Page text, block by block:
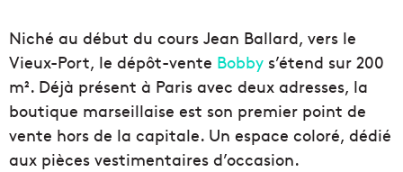
Niché au début du cours Jean Ballard, vers le
Vieux-Port, le dépôt-vente Bobby s’étend sur 200
m². Déjà présent à Paris avec deux adresses, la
boutique marseillaise est son premier point de
vente hors de la capitale. Un espace coloré, dédié
aux pièces vestimentaires d’occasion.